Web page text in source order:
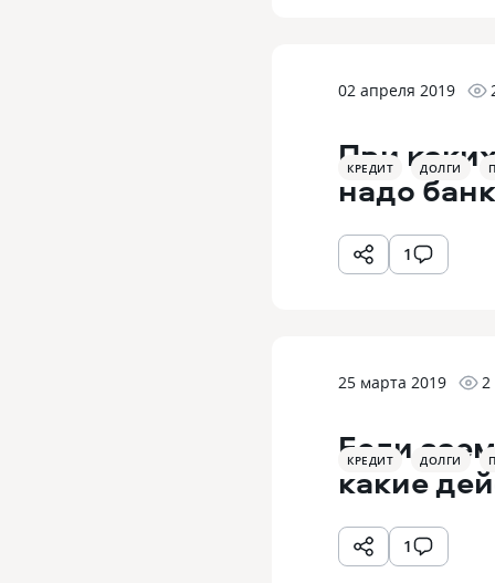
02 апреля 2019
КРЕДИТ ДОЛГИ
При
надо
1
25 марта 2019 2
КРЕДИТ ДОЛГИ
Если
какие
1